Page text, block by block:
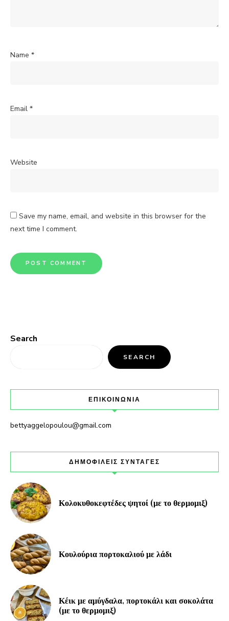
Name *
Email *
Website
Save my name, email, and website in this browser for the
next time I comment.
Search
SEARCH
ΕΠΙΚΟΙΝΩΝΙΑ
bettyaggelopoulou@gmail.com
ΔΗΜΟΦΙΛΕΙΣ ΣΥΝΤΑΓΕΣ
Κολοκυθοκεφτέδες ψητοί (με το θερμομιξ)
Κουλούρια πορτοκαλιού με λάδι
Κέικ με αμύγδαλα, πορτοκάλι και σοκολάτα
(με το θερμομιξ)